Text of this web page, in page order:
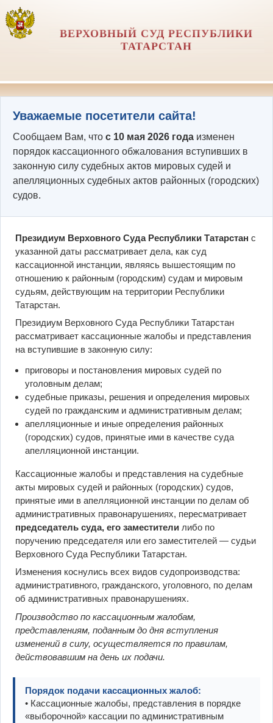
ВЕРХОВНЫЙ СУД РЕСПУБЛИКИ
ТАТАРСТАН
Уважаемые посетители сайта!
Сообщаем Вам, что с 10 мая 2026 года изменен
порядок кассационного обжалования вступивших в
законную силу судебных актов мировых судей и
апелляционных судебных актов районных (городских)
судов.
Президиум Верховного Суда Республики Татарстан с
указанной даты рассматривает дела, как суд
кассационной инстанции, являясь вышестоящим по
отношению к районным (городским) судам и мировым
судьям, действующим на территории Республики
Татарстан.
Президиум Верховного Суда Республики Татарстан
рассматривает кассационные жалобы и представления
на вступившие в законную силу:
приговоры и постановления мировых судей по
уголовным делам;
судебные приказы, решения и определения мировых
судей по гражданским и административным делам;
апелляционные и иные определения районных
(городских) судов, принятые ими в качестве суда
апелляционной инстанции.
Кассационные жалобы и представления на судебные
акты мировых судей и районных (городских) судов,
принятые ими в апелляционной инстанции по делам об
административных правонарушениях, пересматривает
председатель суда, его заместителилибо по
поручению председателя или его заместителей — судьи
Верховного Суда Республики Татарстан.
Изменения коснулись всех видов судопроизводства:
административного, гражданского, уголовного, по делам
об административных правонарушениях.
Производство по кассационным жалобам,
представлениям, поданным до дня вступления
изменений в силу, осуществляется по правилам,
действовавшим на день их подачи.
Порядок подачи кассационных жалоб:
• Кассационные жалобы, представления в порядке
«выборочной» кассации по административным